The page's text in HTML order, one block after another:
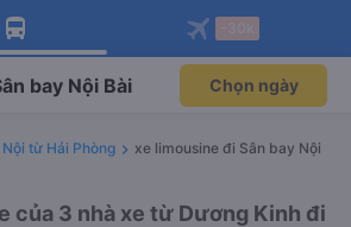
app Vexere ngay!
ưu đãi thành viên độc
Mở app
app Vexere
ghế khi đặt vé máy bay qua
Mở app
bay Nội Bài Chọn ngày
từ Hải Phòng
xe limousine đi Sân bay Nội
của 3 nhà xe từ Dương Kinh đi